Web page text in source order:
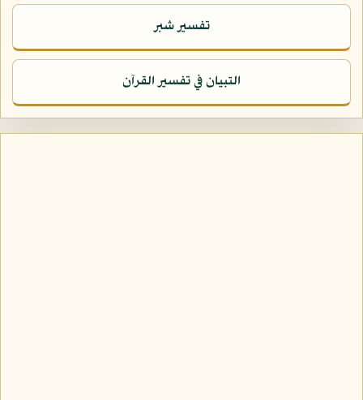
تفسير شبر
التبيان في تفسير القرآن